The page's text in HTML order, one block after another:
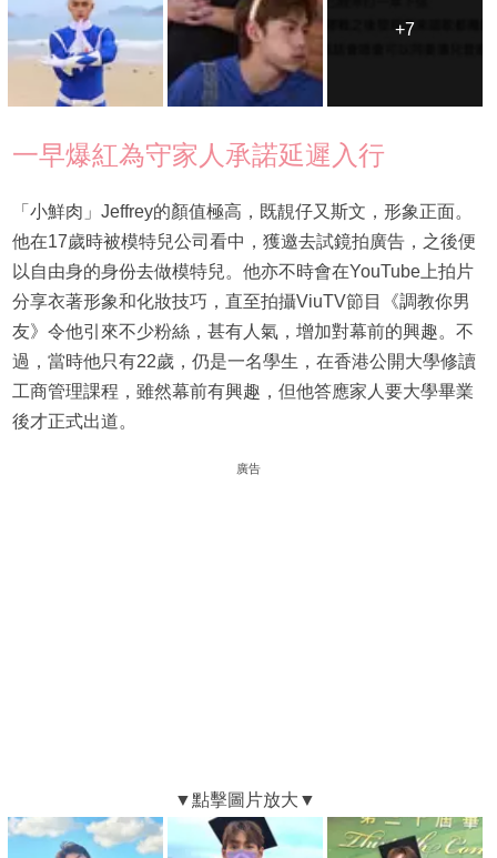
+7
+7
一早爆紅為守家人承諾延遲入行
「小鮮肉」Jeffrey的顏值極高，既靚仔又斯文，形象正面。
他在17歲時被模特兒公司看中，獲邀去試鏡拍廣告，之後便
以自由身的身份去做模特兒。他亦不時會在YouTube上拍片
分享衣著形象和化妝技巧，直至拍攝ViuTV節目《調教你男
友》令他引來不少粉絲，甚有人氣，增加對幕前的興趣。不
過，當時他只有22歲，仍是一名學生，在香港公開大學修讀
工商管理課程，雖然幕前有興趣，但他答應家人要大學畢業
後才正式出道。
廣告